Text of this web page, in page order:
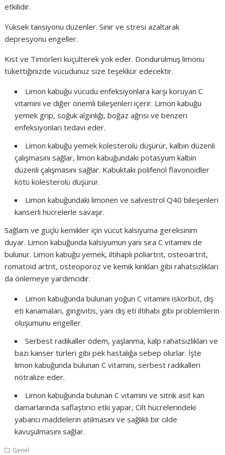
etkilidir.
Yüksek tansiyonu düzenler. Sinir ve stresi azaltarak
depresyonu engeller.
Kist ve Timörleri küçülterek yok eder. Dondurulmuş limonu
tükettiğinizde vücudunuz size teşekkür edecektir.
Limon kabuğu vücudu enfeksiyonlara karşı koruyan C
vitamini ve diğer önemli bileşenleri içerir. Limon kabuğu
yemek grip, soğuk algınlığı, boğaz ağrısı ve benzeri
enfeksiyonları tedavi eder.
Limon kabuğu yemek kolesterolü düşürür, kalbin düzenli
çalışmasını sağlar, limon kabuğundaki potasyum kalbin
düzenli çalışmasını sağlar. Kabuktaki polifenol flavonoidler
kötü kolesterolü düşürür.
Limon kabuğundaki limonen ve salvestrol Q40 bileşenleri
kanserli hücrelerle savaşır.
Sağlam ve güçlü kemikler için vücut kalsiyuma gereksinim
duyar. Limon kabuğunda kalsiyumun yanı sıra C vitamini de
bulunur. Limon kabuğu yemek, iltihaplı poliartrit, osteoartrit,
romatoid artrit, osteoporoz ve kemik kırıkları gibi rahatsızlıkları
da önlemeye yardımcıdır.
Limon kabuğunda bulunan yoğun C vitamini iskorbüt, diş
eti kanamaları, gingivitis, yani diş eti iltihabı gibi problemlerin
oluşumunu engeller.
Serbest radikaller ödem, yaşlanma, kalp rahatsızlıkları ve
bazı kanser türleri gibi pek hastalığa sebep olurlar. İşte
limon kabuğunda bulunan C vitamini, serbest radikalleri
nötralize eder.
Limon kabuğunda bulunan C vitamini ve sitrik asit kan
damarlarında saflaştırıcı etki yapar, Cilt hücrelerindeki
yabancı maddelerin atılmasını ve sağlıklı bir cilde
kavuşulmasını sağlar.
Genel